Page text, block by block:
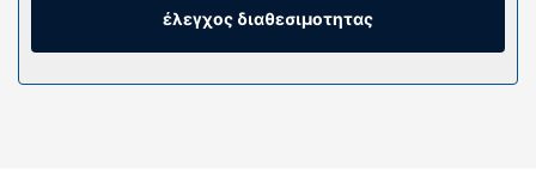
τηλεοράσεις με επίπεδη οθόνη. Οι παροχές
έλεγχος διαθεσιμοτητας